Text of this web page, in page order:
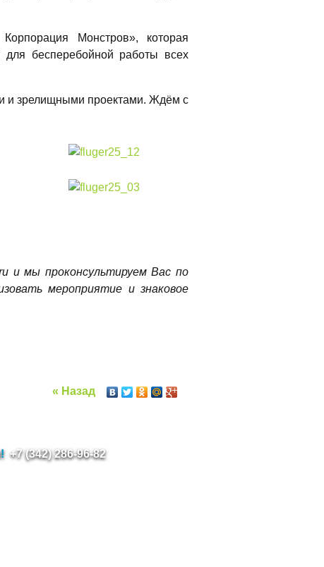
Монстров», которая
для бесперебойной работы всех
и зрелищными проектами. Ждём с
и мы проконсультируем Вас по
мероприятие и знаковое
« Назад
+7 (342) 286-96-82